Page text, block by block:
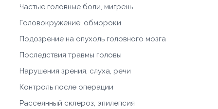
Частые головные боли, мигрень
Головокружение, обмороки
Подозрение на опухоль головного мозга
Последствия травмы головы
Нарушения зрения, слуха, речи
Контроль после операции
Рассеянный склероз, эпилепсия